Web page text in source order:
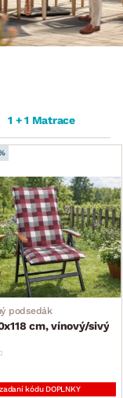
1 + 1 Matrace
podsedák
cm, vínový/sivý
kódu DOPLNKY